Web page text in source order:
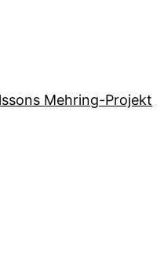
Mehring-Projekt